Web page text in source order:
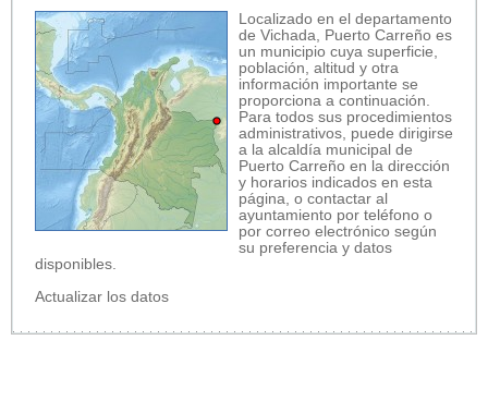
Localizado en el departamento
de Vichada, Puerto Carreño es
un municipio cuya superficie,
población, altitud y otra
información importante se
proporciona a continuación.
Para todos sus procedimientos
administrativos, puede dirigirse
a la alcaldía municipal de
Puerto Carreño en la dirección
y horarios indicados en esta
página, o contactar al
ayuntamiento por teléfono o
por correo electrónico según
su preferencia y datos
disponibles.
Actualizar los datos